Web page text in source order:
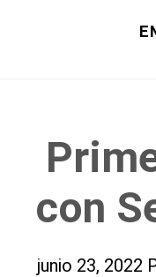
con
junio 23, 2022